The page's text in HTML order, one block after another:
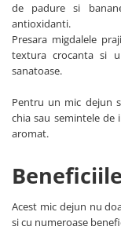
Unt, alternativa unt
Paine bio
Paste
Terci bio
Ciocolata
Dulceturi, gemuri,
Bomboane,
Biscuiti si napolitane
Inghetata
de padure si
antioxidanti.
Presara migdalele
textura crocanta si
sanatoase.
Pentru un mic dejun
chia sau semintele
aromat.
Acest mic dejun nu
si cu numeroase